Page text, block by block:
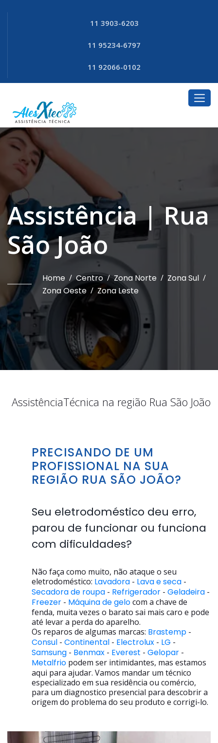
11 3903-6203
11 95234-6797
11 92066-0102
Assistência | Rua
São João
Home / Centro / Zona Norte / Zona Sul /
Zona Oeste / Zona Leste
AssistênciaTécnica na região Rua São João
PRECISANDO DE UM
PROFISSIONAL NA SUA
REGIÃO RUA SÃO JOÃO?
Seu eletrodoméstico deu erro,
parou de funcionar ou funciona
com dificuldades?
Não faça como muito, não ataque o seu
eletrodoméstico: Lavadora - Lava e seca -
Secadora de roupa - Refrigerador - Geladeira -
Freezer - Máquina de gelocom a chave de
fenda, muita vezes o barato sai mais caro e pode
até levar a perda do aparelho.
Os reparos de algumas marcas: Brastemp -
Consul - Continental - Electrolux - LG -
Samsung - Benmax - Everest - Gelopar -
Metalfrio podem ser intimidantes, mas estamos
aqui para ajudar. Vamos mandar um técnico
especializado em sua residência ou comércio,
para um diagnostico presencial para descobrir a
origem do problema do seu produto e corrigi-lo.